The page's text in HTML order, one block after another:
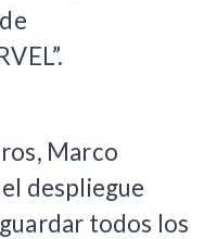
Marco
despliegue
todos los